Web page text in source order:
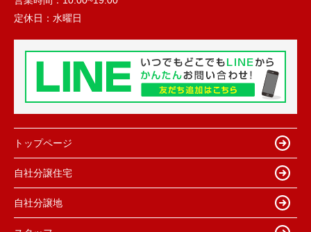
定休日： 水曜日
トップページ
自社分譲住宅
自社分譲地